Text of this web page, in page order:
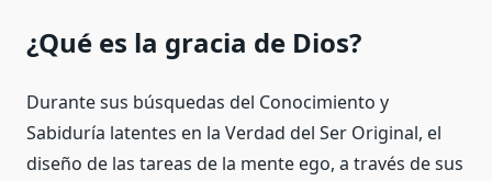
¿Qué es la gracia de Dios?
Durante sus búsquedas del Conocimiento y
Sabiduría latentes en la Verdad del Ser Original, el
diseño de las tareas de la mente ego, a través de sus